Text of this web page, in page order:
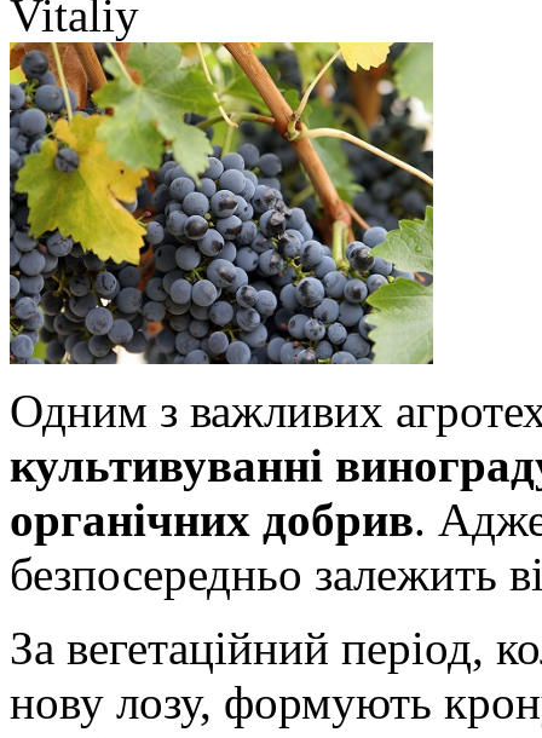
Vitaliy
Одним з важливих
культивуванні
органічних добрив.
безпосередньо залежить
За вегетаційний період,
нову лозу, формують